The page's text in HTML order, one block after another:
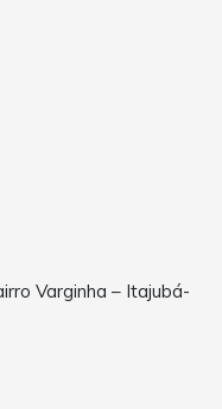
Varginha – Itajubá-